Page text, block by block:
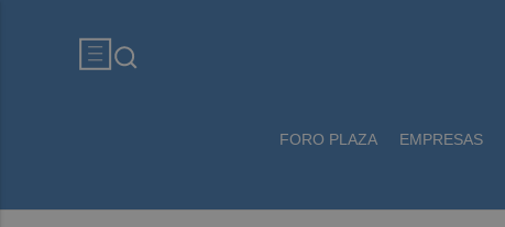
FORO PLAZA EMPRESAS